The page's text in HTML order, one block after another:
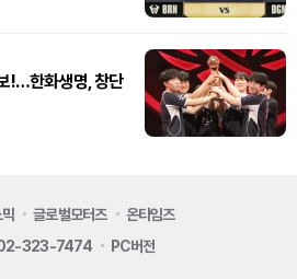
!…한화생명, 창단
글로벌모터즈 온타임즈
323-7474 PC버전